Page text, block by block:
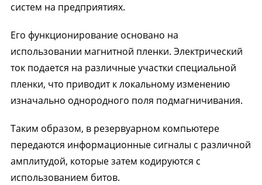
систем на предприятиях.
Его функционирование основано на
использовании магнитной пленки. Электрический
ток подается на различные участки специальной
пленки, что приводит к локальному изменению
изначально однородного поля подмагничивания.
Таким образом, в резервуарном компьютере
передаются информационные сигналы с различной
амплитудой, которые затем кодируются с
использованием битов.